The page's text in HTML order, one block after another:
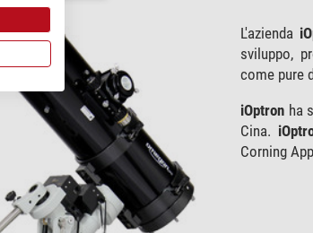
L'azienda
sviluppo,
come pure
iOptron ha
Cina.
Corning